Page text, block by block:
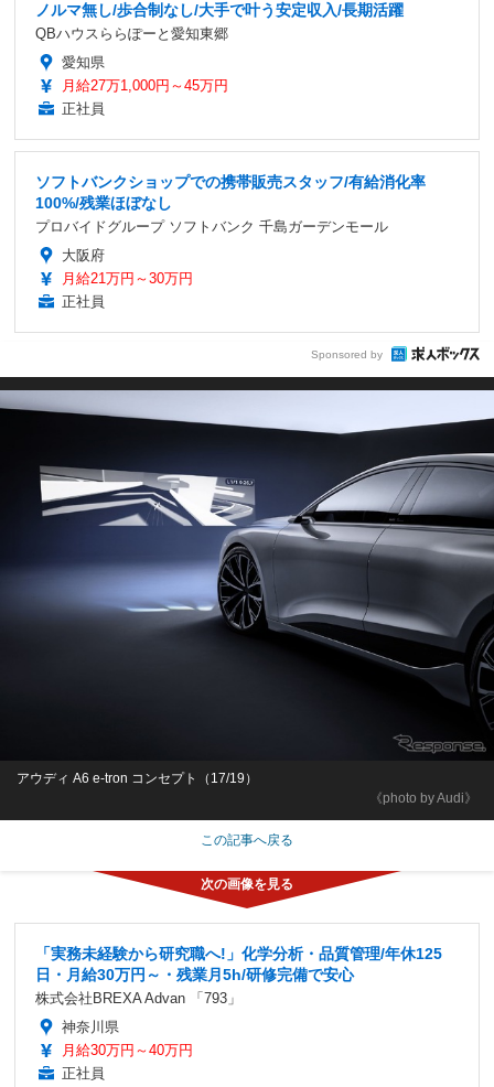
ノルマ無し/歩合制なし/大手で叶う安定収入/長期活躍
QBハウスららぽーと愛知東郷
愛知県
月給27万1,000円～45万円
正社員
ソフトバンクショップでの携帯販売スタッフ/有給消化率
100%/残業ほぼなし
プロバイドグループ ソフトバンク 千島ガーデンモール
大阪府
月給21万円～30万円
正社員
Sponsored by
《photo by Audi》
アウディ A6 e-tron コンセプト（17/19）
この記事へ戻る
「実務未経験から研究職へ!」化学分析・品質管理/年休125
日・月給30万円～・残業月5h/研修完備で安心
株式会社BREXA Advan 「793」
神奈川県
月給30万円～40万円
正社員